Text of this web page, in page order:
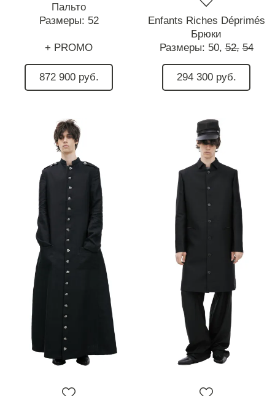
Пальто
Размеры: 52
+ PROMO
872 900 руб.
Enfants Riches Déprimés
Брюки
Размеры: 50, 52, 54
294 300 руб.